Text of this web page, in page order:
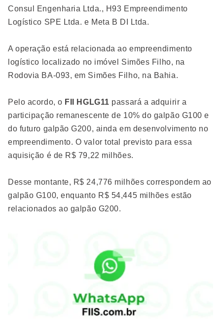
Consul Engenharia Ltda., H93 Empreendimento
Logístico SPE Ltda. e Meta B DI Ltda.
A operação está relacionada ao empreendimento
logístico localizado no imóvel Simões Filho, na
Rodovia BA-093, em Simões Filho, na Bahia.
Pelo acordo, o FII HGLG11 passará a adquirir a
participação remanescente de 10% do galpão G100 e
do futuro galpão G200, ainda em desenvolvimento no
empreendimento. O valor total previsto para essa
aquisição é de R$ 79,22 milhões.
Desse montante, R$ 24,776 milhões correspondem ao
galpão G100, enquanto R$ 54,445 milhões estão
relacionados ao galpão G200.